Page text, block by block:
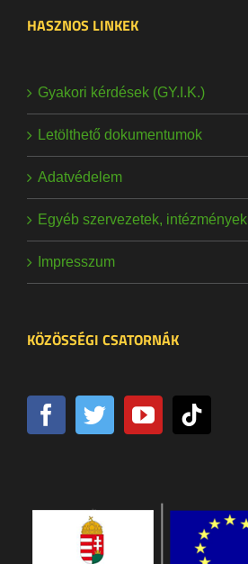
HASZNOS LINKEK
Gyakori kérdések (GY.I.K.)
Letölthető dokumentumok
Adatvédelem
Egyéb szervezetek, intézmények
Impresszum
KÖZÖSSÉGI CSATORNÁK